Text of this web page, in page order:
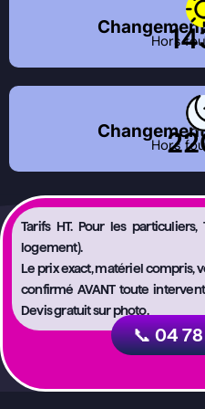
Hors
Hors
Tarifs HT. Pour les
logement).
Le prix exact, matériel compris,
confirmé AVANT toute
Devis gratuit sur photo.
📞 04